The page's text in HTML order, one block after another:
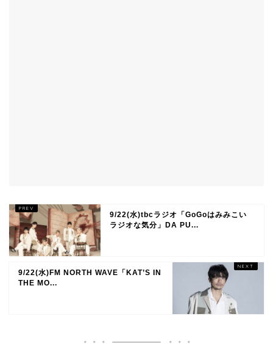
9/22(水)tbcラジオ「GoGoはみみこい
ラジオな気分」DA PU...
9/22(水)FM NORTH WAVE「KAT’S IN
THE MO...